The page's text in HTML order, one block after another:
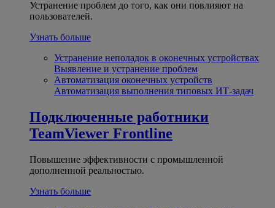
Устранение проблем до того, как они повлияют на
пользователей.
Узнать больше
Устранение неполадок в оконечных устройствах
Выявление и устранение проблем
Автоматизация оконечных устройств
Автоматизация выполнения типовых ИТ-задач
Подключенные работники
TeamViewer Frontline
Повышение эффективности с промышленной
дополненной реальностью.
Узнать больше